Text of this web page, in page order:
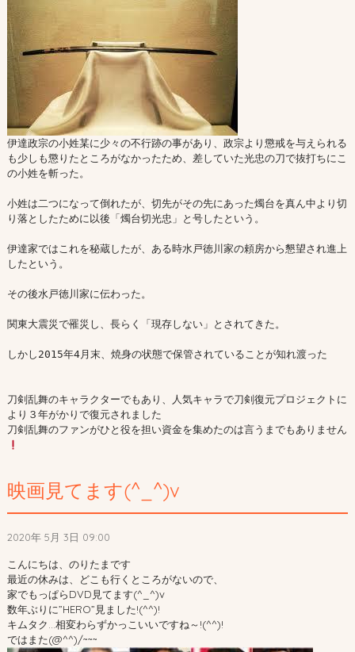
伊達政宗の小姓某に少々の不行跡の事があり、政宗より懲戒を与えられる
も少しも懲りたところがなかったため、差していた光忠の刀で抜打ちにこ
の小姓を斬った。
小姓は二つになって倒れたが、切先がその先にあった燭台を真ん中より切
り落としたために以後「燭台切光忠」と号したという。
伊達家ではこれを秘蔵したが、ある時水戸徳川家の頼房から懇望され進上
したという。
その後水戸徳川家に伝わった。
関東大震災で罹災し、長らく「現存しない」とされてきた。
しかし2015年4月末、焼身の状態で保管されていることが知れ渡った
刀剣乱舞のキャラクターでもあり、人気キャラで刀剣復元プロジェクトに
より３年がかりで復元されました
刀剣乱舞のファンがひと役を担い資金を集めたのは言うまでもありません
映画見てます(^_^)v
2020年 5月 3日 09:00
こんにちは、のりたまです
最近の休みは、どこも行くところがないので、
家でもっぱらDVD見てます(^_^)v
数年ぶりに”HERO”見ました!(^^)!
キムタク…相変わらずかっこいいですね～!(^^)!
ではまた(@^^)/~~~